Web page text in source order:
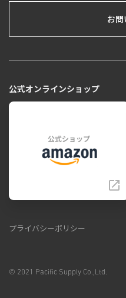
お
公式オンラインショップ
公式ショップ
プライバシーポリシー
© 2021 Pacific Supply Co.,Ltd.